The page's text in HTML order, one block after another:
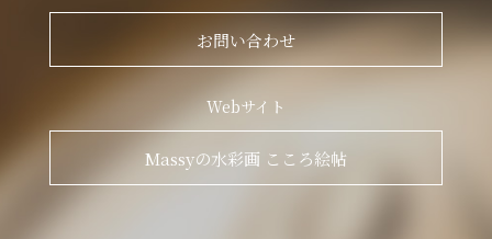
お問い合わせ
Webサイト
Massyの水彩画 こころ絵帖